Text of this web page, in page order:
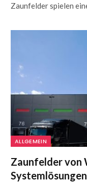
Zaunfelder spielen
ALLGEMEIN
Zaunfelder von